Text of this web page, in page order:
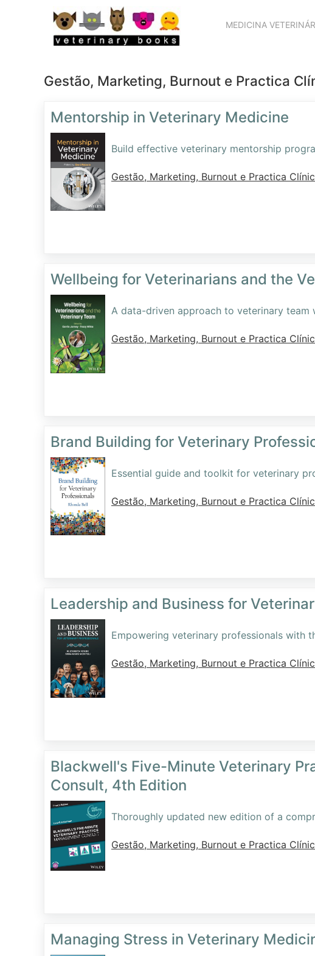
MEDICINA
Gestão, Marketing, Burnout e Practica
Mentorship in Veterinary Medicine
Build effective veterinary mentorship
Gestão, Marketing, Burnout e Practica
Wellbeing for Veterinarians and the
A data-driven approach to veterinary team
Gestão, Marketing, Burnout e Practica
Brand Building for Veterinary
Essential guide and toolkit for veterinary
Gestão, Marketing, Burnout e Practica
Leadership and Business for
Empowering veterinary professionals with
Gestão, Marketing, Burnout e Practica
Blackwell's Five-Minute Veterinary
Consult, 4th Edition
Thoroughly updated new edition of a
Gestão, Marketing, Burnout e Practica
Managing Stress in Veterinary